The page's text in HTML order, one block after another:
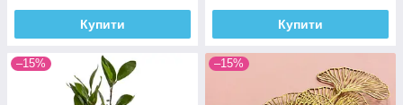
Купити Купити
–15% –15%